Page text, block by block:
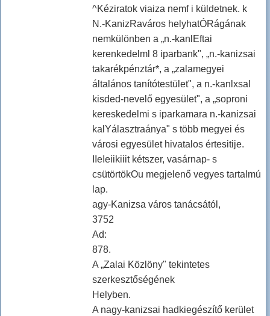
^Kéziratok viaiza nemf i küldetnek. k
N.-KanizRaváros helyhatÓRágának
nemkülönben a „n.-kanlEftai
kerenkedelml 8 iparbank", „n.-kanizsai
takarékpénztár*, a „zalamegyei
általános tanítótestület", a n.-kanlxsal
kisded-nevelő egyesület", a „soproni
kereskedelmi s iparkamara n.-kanizsai
kalYálasztraánya" s több megyei és
városi egyesület hivatalos értesitije.
IIeIeiikiiit kétszer, vasárnap- s
csütörtökOu megjelenő vegyes tartalmú
lap.
agy-Kanizsa város tanácsától,
3752
Ad:
878.
A „Zalai Közlöny" tekintetes
szerkesztőségének
Helyben.
A nagy-kanizsai hadkiegészítő kerület